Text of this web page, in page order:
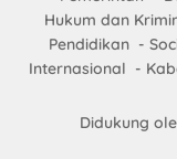
Hukum dan
Pendidikan
Internasional
Didukung